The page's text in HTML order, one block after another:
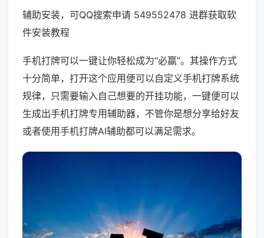
辅助安装，可QQ搜索申请 549552478 进群获取软
件安装教程
手机打牌可以一键让你轻松成为“必赢”。其操作方式
十分简单，打开这个应用便可以自定义手机打牌系统
规律，只需要输入自己想要的开挂功能，一键便可以
生成出手机打牌专用辅助器，不管你是想分享给好友
或者使用手机打牌AI辅助都可以满足需求。